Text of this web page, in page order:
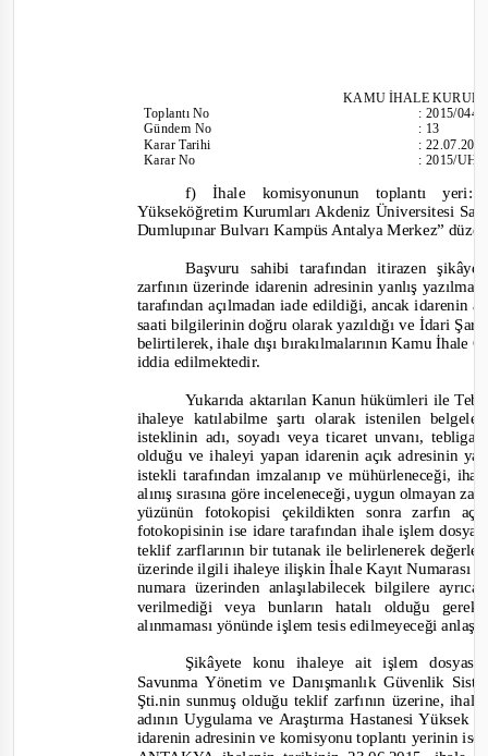
KAMU İHALE
ToplantıNo
Gündem No
Karar Tarihi
Karar No
:2015/044
: 13
:
:2015/
f) İhale komisyonunun toplantı
Yükseköğretim Kurumları Akdeniz Üniversitesi
Dumlupınar Bulvarı Kampüs Antalya Merkez”
Başvuru sahibi tarafından itirazen
zarfının üzerinde idarenin adresinin yanlış
tarafından açılmadan iade edildiği, ancak idarenin
saati bilgilerinin doğru olarak yazıldığı ve İdari Ş
belirtilerek, ihale dışı bırakılmalarının Kamu İhale
iddia edilmektedir.
Yukarıda aktarılan Kanun hükümleri ile
ihaleye katılabilme şartı olarak istenilen
isteklinin adı, soyadı veya ticaret unvanı,
olduğu ve ihaleyi yapan idarenin açık adresinin
istekli tarafından imzalanıp ve mühürleneceği,
alınış sırasına göre inceleneceği, uygun olmayan
yüzünün fotokopisi çekildikten sonra zarfın
fotokopisinin ise idare tarafından ihale işlem
teklif zarflarının bir tutanak ile belirlenerek
üzerinde ilgili ihaleye ilişkin İhale Kayıt Numarası
numara üzerinden anlaşılabilecek bilgilere
verilmediği veya bunların hatalı olduğu
alınmaması yönünde işlem tesis edilmeyeceği
Şikâyete konu ihaleye ait işlem
Savunma Yönetim ve Danışmanlık Güvenlik
Şti.nin sunmuş olduğu teklif zarfının üzerine,
adının Uygulama ve Araştırma Hastanesi
idarenin adresininve komisyonu toplantı yerinin